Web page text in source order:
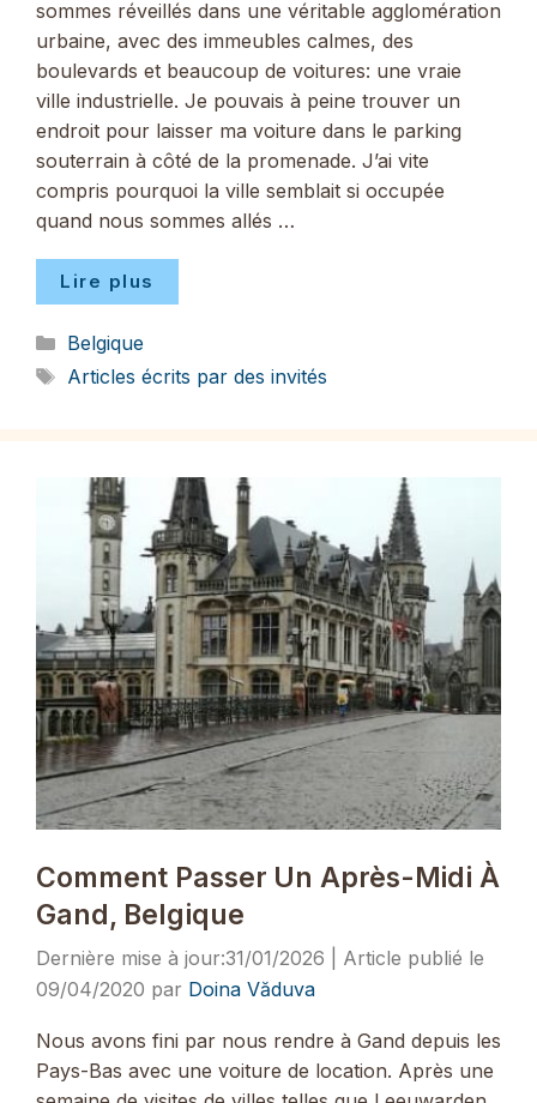
sommes réveillés dans une véritable agglomération
urbaine, avec des immeubles calmes, des
boulevards et beaucoup de voitures: une vraie
ville industrielle. Je pouvais à peine trouver un
endroit pour laisser ma voiture dans le parking
souterrain à côté de la promenade. J’ai vite
compris pourquoi la ville semblait si occupée
quand nous sommes allés …
Lire plus
Catégories
Belgique
Étiquettes
Articles écrits par des invités
Comment Passer Un Après-Midi À
Gand, Belgique
31/01/2026
09/04/2020 par Doina Văduva
Nous avons fini par nous rendre à Gand depuis les
Pays-Bas avec une voiture de location. Après une